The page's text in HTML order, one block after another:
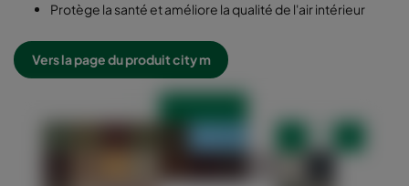
Protège la santé et améliore la qualité de l'air intérieur
Vers la page du produit city m